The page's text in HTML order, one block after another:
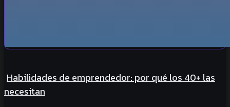
Habilidades de emprendedor: por qué los 40+ las
necesitan